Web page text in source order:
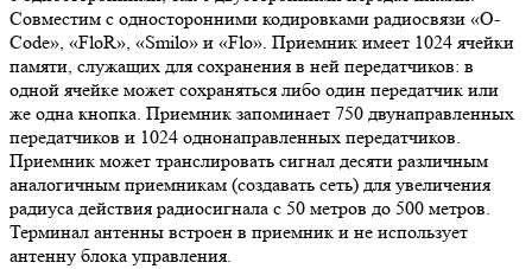
Совместим с односторонними кодировками радиосвязи «O-
Code», «FloR», «Smilo» и «Flo». Приемник имеет 1024 ячейки
памяти, служащих для сохранения в ней передатчиков: в
одной ячейке может сохраняться либо один передатчик или
же одна кнопка. Приемник запоминает 750 двунаправленных
передатчиков и 1024 однонаправленных передатчиков.
Приемник может транслировать сигнал десяти различным
аналогичным приемникам (создавать сеть) для увеличения
радиуса действия радиосигнала с 50 метров до 500 метров.
Терминал антенны встроен в приемник и не использует
антенну блока управления.